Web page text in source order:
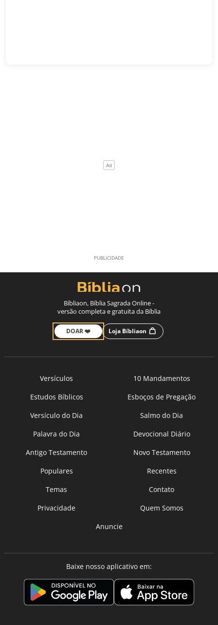
Bíbliaon, Bíblia Sagrada Online -
versão completa e gratuita da Bíblia
DOAR ❤️ Loja Bíbliaon
Versículos
10 Mandamentos
Estudos Bíblicos
Esboços de Pregação
Versículo do Dia
Salmo do Dia
Palavra do Dia
Devocional Diário
Antigo Testamento
Novo Testamento
Populares
Recentes
Temas
Contato
Privacidade
Quem Somos
Anuncie
Baixe nosso aplicativo em: